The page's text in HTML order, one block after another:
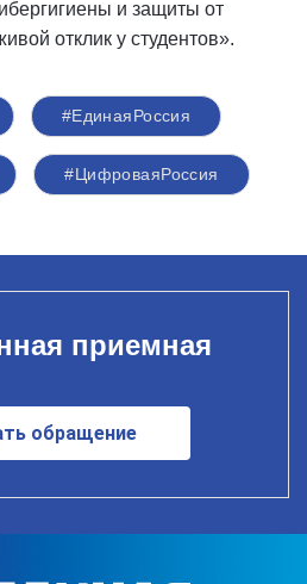
и защиты от
отклик у студентов».
#ЕдинаяРоссия
#ЦифроваяРоссия
приемная
обращение